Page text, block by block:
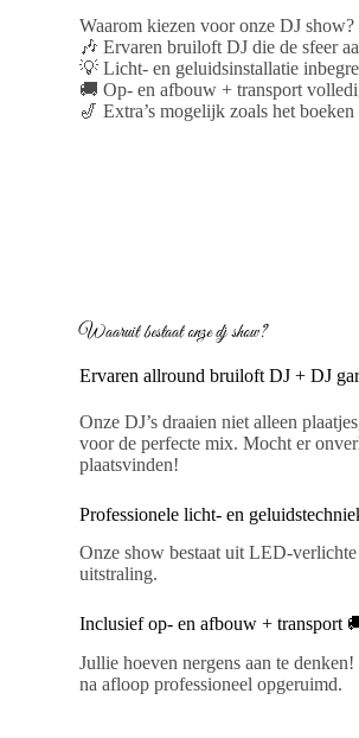
Waarom kiezen voor onze DJ show?
🎶 Ervaren bruiloft DJ die de sfeer
💡 Licht- en geluidsinstallatie
🚚 Op- en afbouw + transport
🎷 Extra’s mogelijk zoals het
Waaruit bestaat onze dj show?
Ervaren allround bruiloft DJ + DJ
Onze DJ’s draaien niet alleen
voor de perfecte mix. Mocht er
plaatsvinden!
Professionele licht- en
Onze show bestaat uit LED-
uitstraling.
Inclusief op- en afbouw + transport
Jullie hoeven nergens aan te
na afloop professioneel opgeruimd.